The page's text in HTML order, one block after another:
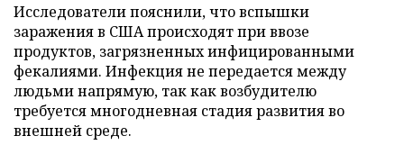
Исследователи пояснили, что вспышки
заражения в США происходят при ввозе
продуктов, загрязненных инфицированными
фекалиями. Инфекция не передается между
людьми напрямую, так как возбудителю
требуется многодневная стадия развития во
внешней среде.